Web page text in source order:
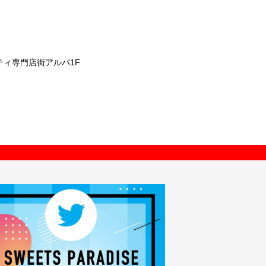
専門店街アルパ1F